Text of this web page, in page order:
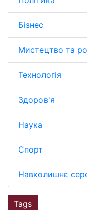
Бізнес
Мистецтво та
Технологія
Здоров'я
Наука
Спорт
Навколишнє
Tags